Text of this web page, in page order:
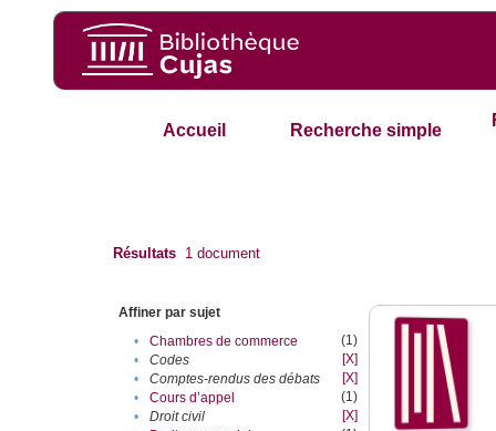
Accueil Recherche simple
Résultats 1 document
Affiner par sujet
•
Chambres de commerce
(1)
•
Codes
[X]
•
Comptes-rendus des débats
[X]
•
Cours d’appel
(1)
•
Droit civil
[X]